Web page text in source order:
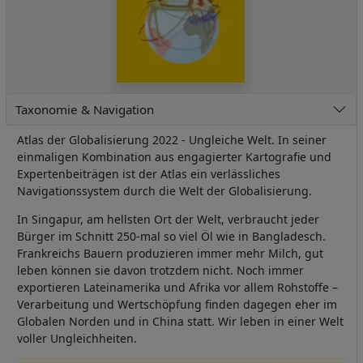
Taxonomie & Navigation
Atlas der Globalisierung 2022 - Ungleiche Welt. In seiner
einmaligen Kombination aus engagierter Kartografie und
Expertenbeiträgen ist der Atlas ein verlässliches
Navigationssystem durch die Welt der Globalisierung.
In Singapur, am hellsten Ort der Welt, verbraucht jeder
Bürger im Schnitt 250-mal so viel Öl wie in Bangladesch.
Frankreichs Bauern produzieren immer mehr Milch, gut
leben können sie davon trotzdem nicht. Noch immer
exportieren Lateinamerika und Afrika vor allem Rohstoffe –
Verarbeitung und Wertschöpfung finden dagegen eher im
Globalen Norden und in China statt. Wir leben in einer Welt
voller Ungleichheiten.